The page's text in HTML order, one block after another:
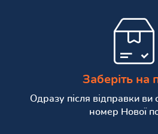
Заберіть на
Одразу після відправки ви
номер Нової